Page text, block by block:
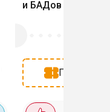
и БАДов Healthis
Показать